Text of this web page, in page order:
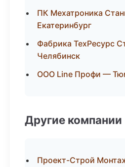
ПК Мехатроника
Екатеринбург
Фабрика ТехРесурс
Челябинск
ООО Line Профи —
Другие компании
Проект-Строй